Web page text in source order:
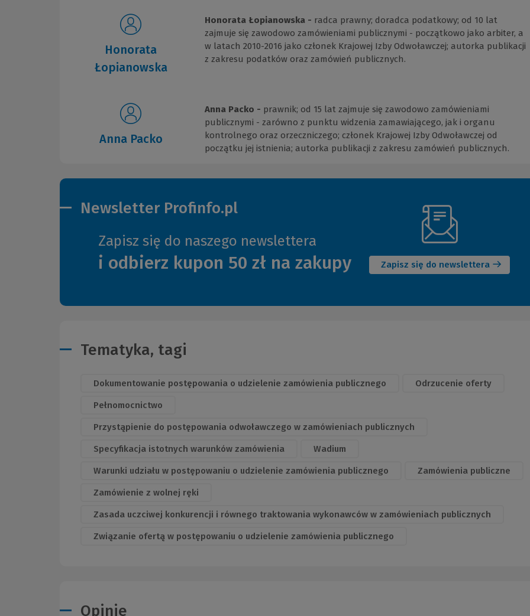
Honorata
Łopianowska
Honorata Łopianowska - radca prawny; doradca podatkowy; od 10 lat
zajmuje się zawodowo zamówieniami publicznymi - początkowo jako arbiter, a
w latach 2010-2016 jako członek Krajowej Izby Odwoławczej; autorka publikacji
z zakresu podatków oraz zamówień publicznych.
Anna Packo
Anna Packo - prawnik; od 15 lat zajmuje się zawodowo zamówieniami
publicznymi - zarówno z punktu widzenia zamawiającego, jak i organu
kontrolnego oraz orzeczniczego; członek Krajowej Izby Odwoławczej od
początku jej istnienia; autorka publikacji z zakresu zamówień publicznych.
Newsletter Profinfo.pl
Zapisz się do naszego newslettera
i odbierz kupon 50 zł na zakupy Zapisz się do newslettera
okno)
Tematyka, tagi
Dokumentowanie postępowania o udzielenie zamówienia publicznego Odrzucenie oferty
Pełnomocnictwo
Przystąpienie do postępowania odwoławczego w zamówieniach publicznych
Specyfikacja istotnych warunków zamówienia Wadium
Warunki udziału w postępowaniu o udzielenie zamówienia publicznego Zamówienia publiczne
Zamówienie z wolnej ręki
Zasada uczciwej konkurencji i równego traktowania wykonawców w zamówieniach publicznych
Związanie ofertą w postępowaniu o udzielenie zamówienia publicznego
Opinie